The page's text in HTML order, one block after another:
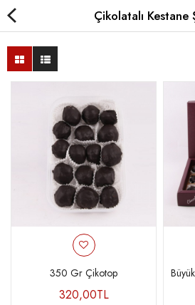
Çikolatalı Kestane Şekeri
Sade Kestane Şekeri
Kavanoz Kestane Şekeri
Special Kestane Şekeri
Çikolatalı Kestane
350 Gr Çikotop
320,00TL